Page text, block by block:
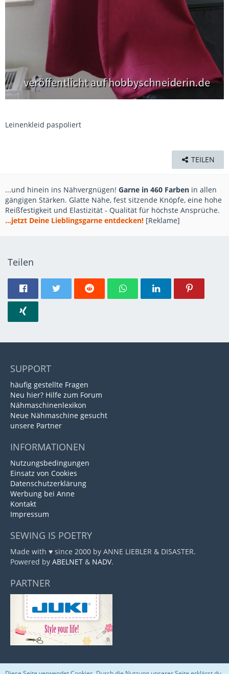
Leinenkleid paspoliert
TEILEN
...und hinein ins Nähvergnügen! Garne in 460 Farben in allen
gängigen Stärken. Glatte Nähe, fest sitzende Knöpfe, eine hohe
Reißfestigkeit und Elastizität - Qualität für höchste Ansprüche.
...jetzt Deine Lieblingsgarne entdecken! [Reklame]
Teilen
SUPPORT
häufig gestellte Fragen
Neu hier? Hilfe zum Forum
Nähmaschinenlexikon
Neue Nähmaschine gesucht
unsere Partner
INFORMATIONEN
Nutzungsbedingungen
Einsatz von Cookies
Datenschutzerklärung
Werbung bei Anne
Kontakt
Impressum
SEWING IS POETRY
Made with ♥ since 2000 by ANNE LIEBLER & DISASTER.
Powered by ABELNET & NADV.
PARTNER